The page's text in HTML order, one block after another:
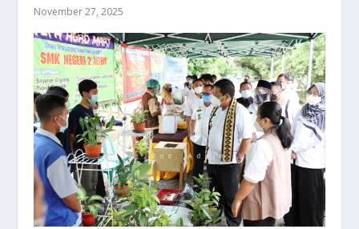
November 27, 2025